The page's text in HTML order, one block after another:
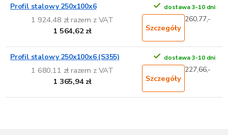
Profil stalowy 250x100x6 dostawa 3-10 dni
1 924,48 zł razem z VAT
1 564,62 zł
Szczegóły
260,77,-
Profil stalowy 250x100x6 (S355) dostawa 3-10 dni
1 680,11 zł razem z VAT
1 365,94 zł
Szczegóły
227,66,-